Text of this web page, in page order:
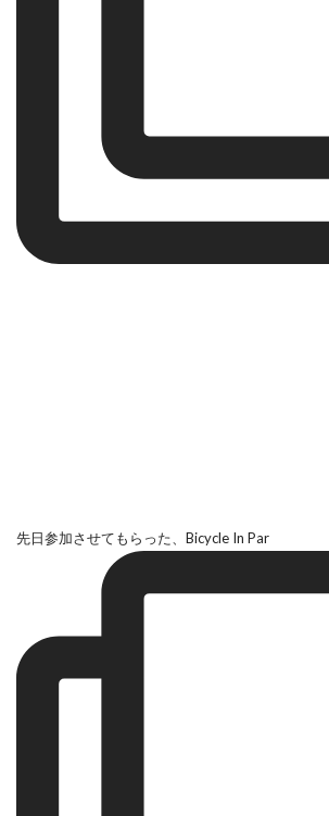
先日参加させてもらった、Bicycle In Par